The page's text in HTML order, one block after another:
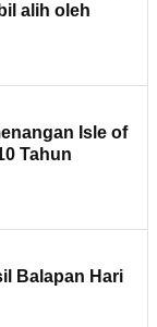
alih oleh
Isle of
Tahun
Balapan Hari